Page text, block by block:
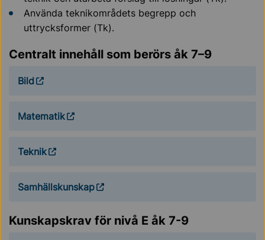
Använda teknikområdets begrepp och
uttrycksformer (Tk).
Centralt innehåll som berörs åk 7–9
Bild
Matematik
Teknik
Samhällskunskap
Kunskapskrav för nivå E åk 7-9